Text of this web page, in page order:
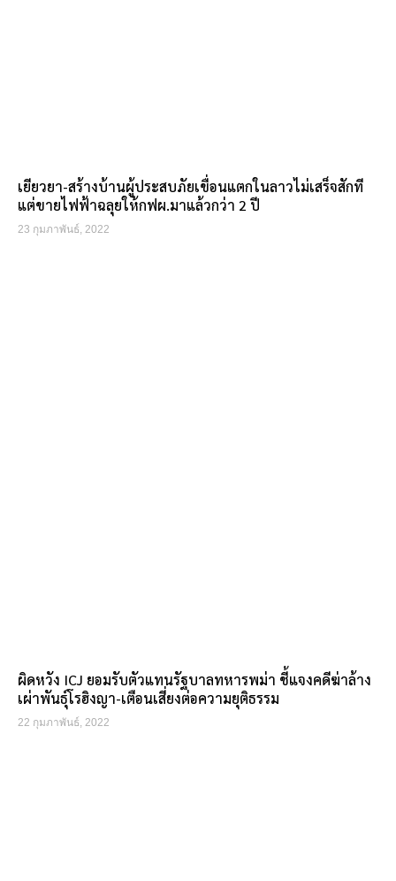
เยียวยา-สร้างบ้านผู้ประสบภัยเขื่อนแตกในลาวไม่เสร็จสักที
แต่ขายไฟฟ้าฉลุยให้กฟผ.มาแล้วกว่า 2 ปี
23 กุมภาพันธ์, 2022
ผิดหวัง ICJ ยอมรับตัวแทนรัฐบาลทหารพม่า ชี้แจงคดีฆ่าล้าง
เผ่าพันธุ์โรฮิงญา-เตือนเสี่ยงต่อความยุติธรรม
22 กุมภาพันธ์, 2022